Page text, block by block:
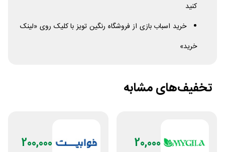
کنید
خرید اسباب بازی از فروشگاه رنگین تویز با کلیک روی «لینک
خرید»
تخفیف‌های مشابه
20,000
200,000